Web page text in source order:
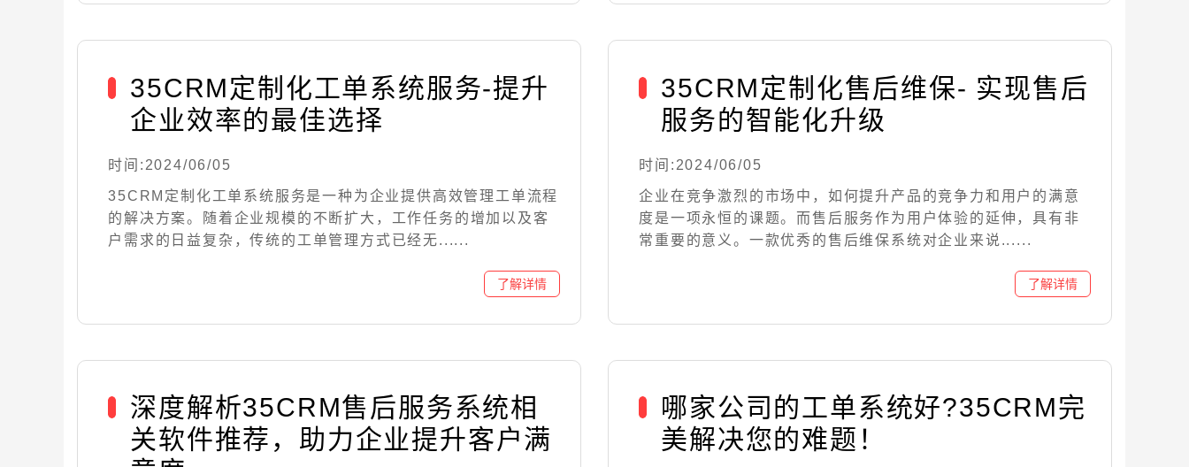
35CRM定制化工单系统服务-提升
企业效率的最佳选择
时间:2024/06/05
35CRM定制化工单系统服务是一种为企业提供高效管理工单流程
的解决方案。随着企业规模的不断扩大，工作任务的增加以及客
户需求的日益复杂，传统的工单管理方式已经无......
35CRM定制化售后维保- 实现售后
服务的智能化升级
时间:2024/06/05
企业在竞争激烈的市场中，如何提升产品的竞争力和用户的满意
度是一项永恒的课题。而售后服务作为用户体验的延伸，具有非
常重要的意义。一款优秀的售后维保系统对企业来说......
深度解析35CRM售后服务系统相
关软件推荐，助力企业提升客户满
哪家公司的工单系统好?35CRM完
美解决您的难题！